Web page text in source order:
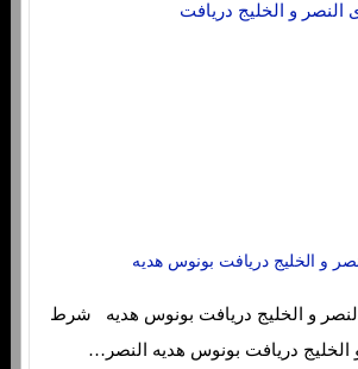
و الخلیج دریافت بونوس هدیه
و الخلیج دریافت بونوس هدیه شرط
الخلیج دریافت بونوس هدیه النصر…